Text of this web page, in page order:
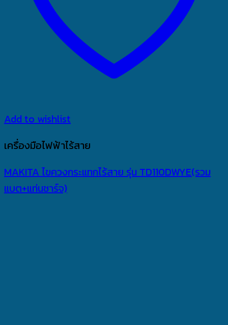
Add to wishlist
เครื่องมือไฟฟ้าไร้สาย
MAKITA ไขควงกระแทกไร้สาย รุ่น TD110DWYE(รวม
แบต+แท่นชาร์จ)